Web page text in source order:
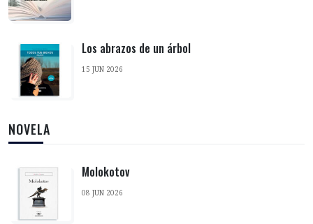
Los abrazos de un árbol
15 JUN 2026
NOVELA
Molokotov
08 JUN 2026